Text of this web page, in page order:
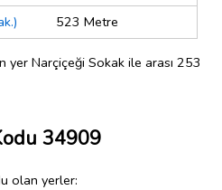
523 Metre
yer Narçiçeği Sokak ile arası 253
34909
olan yerler: